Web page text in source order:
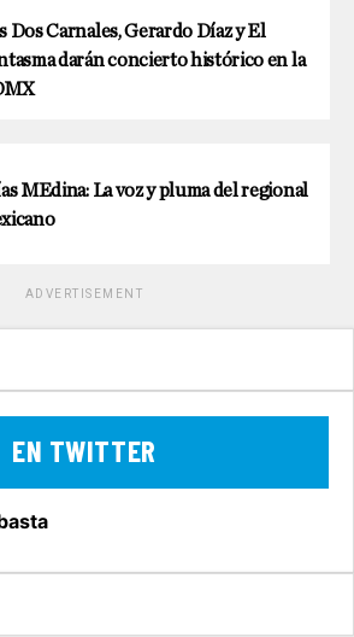
Dos Carnales, Gerardo Díaz y El
darán concierto histórico en la
MEdina: La voz y pluma del regional
ADVERTISEMENT
EN TWITTER